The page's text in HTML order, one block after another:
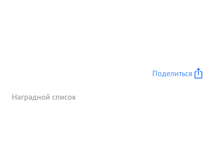
Поделиться
Наградной список